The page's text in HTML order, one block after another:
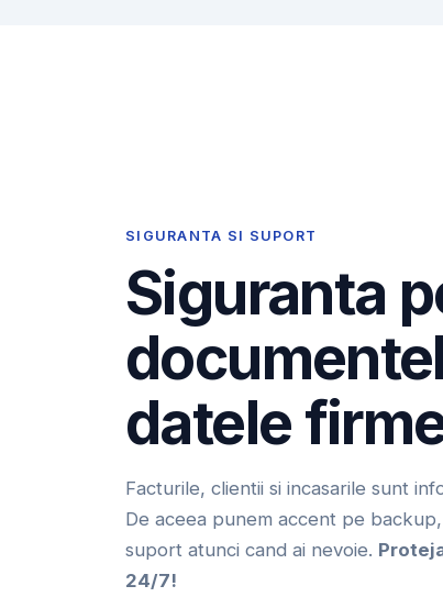
SIGURANTA SI SUPORT
Siguranta
datele
Facturile, clientii si incasarile sunt
De aceea punem accent pe
suport atunci cand ai nevoie.
24/7!